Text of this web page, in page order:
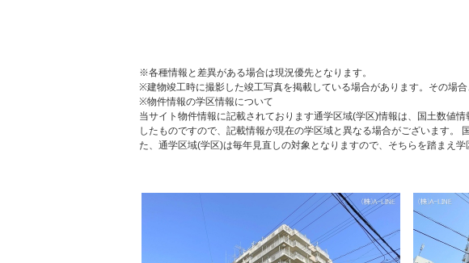
※各種情報と差異がある場合は現況優先となります。
※建物竣工時に撮影した竣工写真を掲載している場合があります。その場合
※物件情報の学区情報について
当サイト物件情報に記載されております通学区域(学区)情報は、国土数値
したものですので、記載情報が現在の学区域と異なる場合がございます。
た、通学区域(学区)は毎年見直しの対象となりますので、そちらを踏まえ学